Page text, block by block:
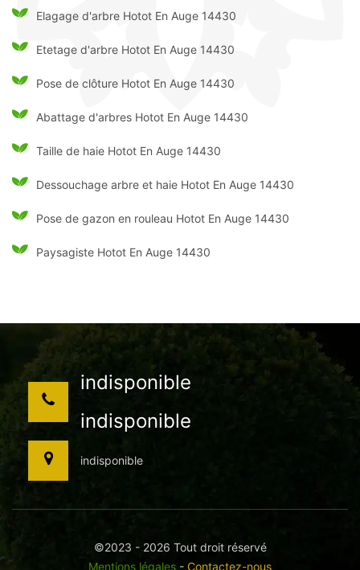
Elagage d'arbre Hotot En Auge 14430
Etetage d'arbre Hotot En Auge 14430
Pose de clôture Hotot En Auge 14430
Abattage d'arbres Hotot En Auge 14430
Taille de haie Hotot En Auge 14430
Dessouchage arbre et haie Hotot En Auge 14430
Pose de gazon en rouleau Hotot En Auge 14430
Paysagiste Hotot En Auge 14430
indisponible
indisponible
indisponible
©2023 - 2026 Tout droit réservé
Mentions légales - Contactez-nous